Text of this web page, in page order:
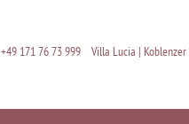
+49 171 76 73 999 Villa Lucia |